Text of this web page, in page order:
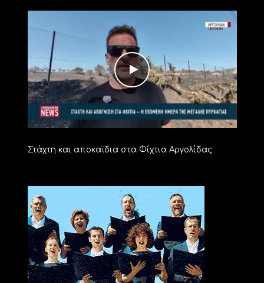
Στάχτη και αποκαϊδια στα Φίχτια Αργολίδας